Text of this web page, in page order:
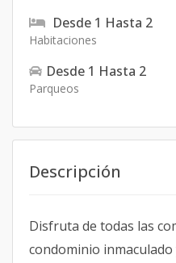
Desde 1 Hasta 2
Habitaciones
Desde 1 Hasta 2
Parqueos
Descripción
Disfruta de todas las
condominio inmaculado